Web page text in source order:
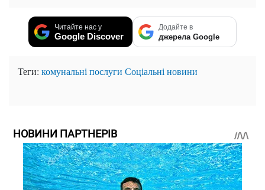
Читайте нас у
Google Discover
Додайте в
джерела Google
Теги: комунальні послуги Соціальні новини
НОВИНИ ПАРТНЕРІВ